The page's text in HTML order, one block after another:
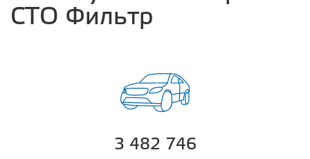
СТО Фильтр
3 482 746